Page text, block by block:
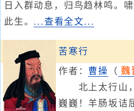
日入群动息，归鸟趋林鸣。
此生。 ...查看全文...
苦寒行
作者： 曹操 （ 魏
北上太行山
巍巍！羊肠坂诘